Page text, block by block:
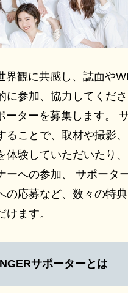
界観に共感し、誌面や
に参加、協力してくだ
ーターを募集します。
ることで、取材や撮影
体験していただいたり
ーへの参加、 サポータ
の応募など、数々の特
けます。
サポーターとは